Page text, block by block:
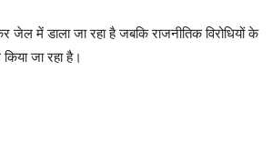
में डाला जा रहा है जबकि राजनीतिक विरोधियों के
जा रहा है।